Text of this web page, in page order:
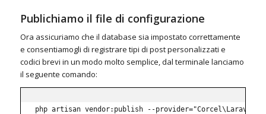
Publichiamo il file di configurazione
Ora assicuriamo che il database sia impostato correttamente
e consentiamogli di registrare tipi di post personalizzati e
codici brevi in un modo molto semplice, dal terminale lanciamo
il seguente comando:
php artisan vendor:publish --